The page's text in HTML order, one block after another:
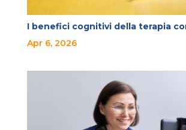
I benefici cognitivi della terapia
Apr 6, 2026